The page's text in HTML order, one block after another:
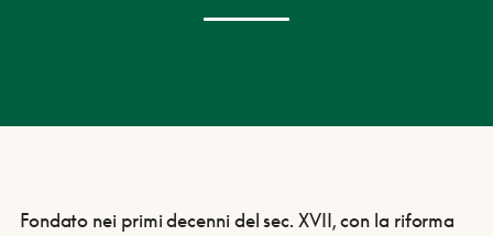
Fondato nei primi decenni del sec. XVII, con la riforma